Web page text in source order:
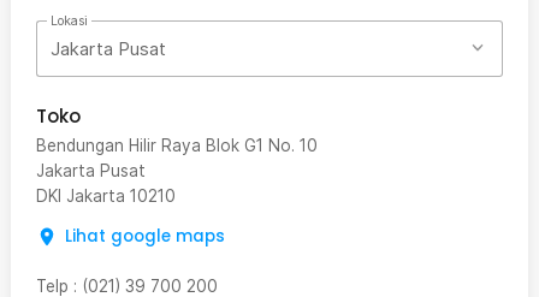
Lokasi
Jakarta Pusat
Toko
Bendungan Hilir Raya Blok G1 No. 10
Jakarta Pusat
DKI Jakarta 10210
Lihat google maps
Telp : (021) 39 700 200